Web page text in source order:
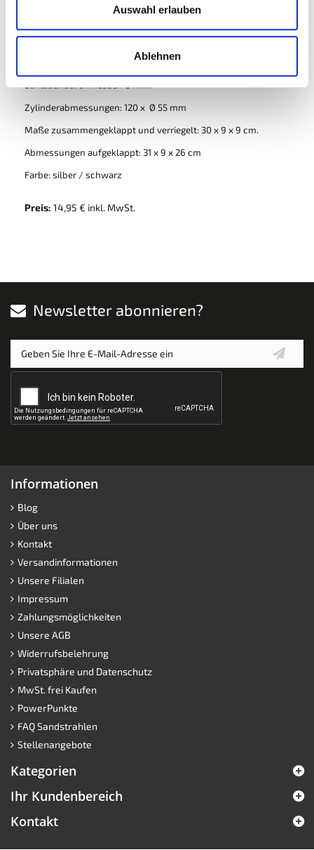
Auswahl erlauben
Ablehnen
Maximaler Druck: 4,5 bar - 65 psi
Manometer bis 7 bar - 101 psi.
Schlauchdurchmesser: 8 mm.
Zylinderabmessungen: 120 x Ø 55 mm
Maße zusammengeklappt und verriegelt: 30 x 9 x 9 cm.
Abmessungen aufgeklappt: 31 x 9 x 26 cm
Farbe: silber / schwarz
Preis: 14,95 € inkl. MwSt.
Newsletter abonnieren?
Informationen
Blog
Über uns
Kontakt
Versandinformationen
Unsere Filialen
Impressum
Zahlungsmöglichkeiten
Unsere AGB
Widerrufsbelehrung
Privatsphäre und Datenschutz
MwSt. frei Kaufen
PowerPunkte
FAQ Sandstrahlen
Stellenangebote
Kategorien
Ihr Kundenbereich
Kontakt